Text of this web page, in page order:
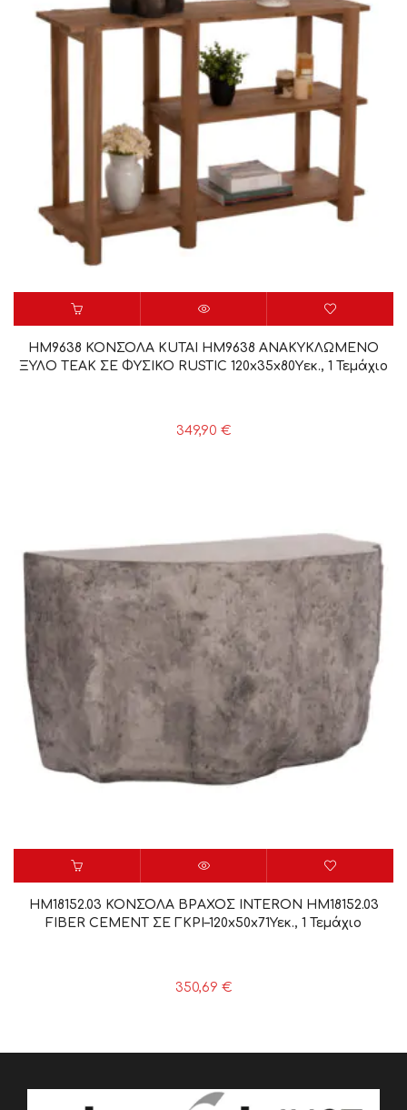
HM9638 ΚΟΝΣΟΛΑ KUTAI HM9638 ΑΝΑΚΥΚΛΩΜΕΝΟ
ΞΥΛΟ ΤΕΑΚ ΣΕ ΦΥΣΙΚΟ RUSTIC 120x35x80Yεκ., 1 Τεμάχιο
349,90 €
HM18152.03 ΚΟΝΣΟΛΑ ΒΡΑΧΟΣ INTERON HM18152.03
FIBER CEMENT ΣΕ ΓΚΡΙ–120x50x71Υεκ., 1 Τεμάχιο
350,69 €